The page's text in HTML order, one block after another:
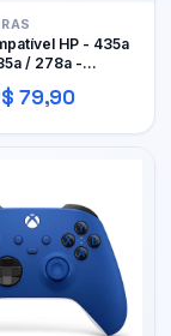
HP - 435a
/ 278a -
79,90